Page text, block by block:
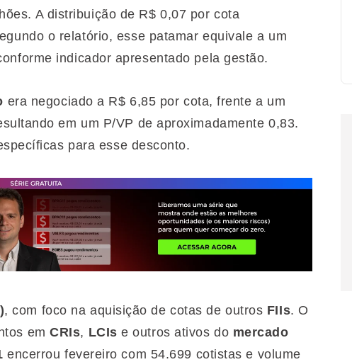
A distribuição de R$ 0,07 por cota
o relatório, esse patamar equivale a um
indicador apresentado pela gestão.
era negociado a R$ 6,85 por cota, frente a um
em um P/VP de aproximadamente 0,83.
para esse desconto.
, com foco na aquisição de cotas de outros FIIs. O
emCRIs, LCIse outros ativos do mercado
encerrou fevereiro com 54.699 cotistas e volume